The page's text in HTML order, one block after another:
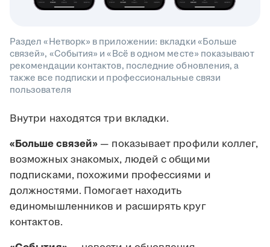
Раздел «Нетворк» в приложении: вкладки «Больше
связей», «События» и «Всё в одном месте» показывают
рекомендации контактов, последние обновления, а
также все подписки и профессиональные связи
пользователя
Внутри находятся три вкладки.
«Больше связей» — показывает профили коллег,
возможных знакомых, людей с общими
подписками, похожими профессиями и
должностями. Помогает находить
единомышленников и расширять круг
контактов.